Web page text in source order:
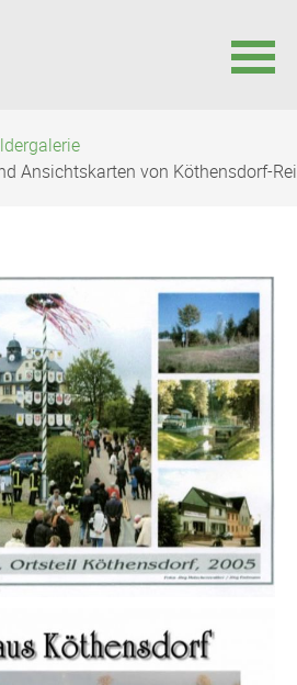
Ansichtskarten von Köthensdorf-